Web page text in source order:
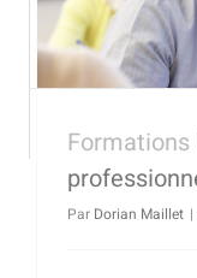
Par Dorian Maillet |